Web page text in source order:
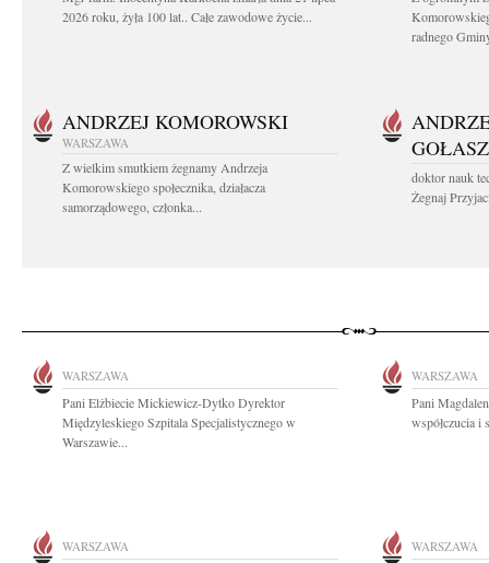
2026 roku, żyła 100 lat.. Całe zawodowe życie...
radnego
ANDRZEJ KOMOROWSKI
WARSZAWA
Z wielkim smutkiem żegnamy Andrzeja
Komorowskiego społecznika, działacza
samorządowego, członka...
doktor nauk
Żegnaj
WARSZAWA
Pani Elżbiecie Mickiewicz-Dytko Dyrektor
Międzyleskiego Szpitala Specjalistycznego w
Warszawie...
WARSZAWA
Pani
współczucia i
WARSZAWA WARSZAWA